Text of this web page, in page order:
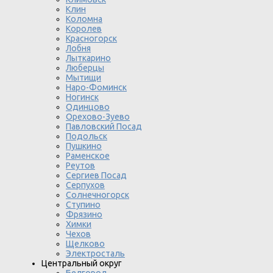
Клин
Коломна
Королев
Красногорск
Лобня
Лыткарино
Люберцы
Мытищи
Наро-Фоминск
Ногинск
Одинцово
Орехово-Зуево
Павловский Посад
Подольск
Пушкино
Раменское
Реутов
Сергиев Посад
Серпухов
Солнечногорск
Ступино
Фрязино
Химки
Чехов
Щелково
Электросталь
Центральный округ